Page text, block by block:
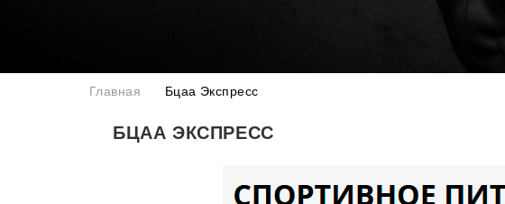
Главная Бцаа Экспресс
БЦАА ЭКСПРЕСС